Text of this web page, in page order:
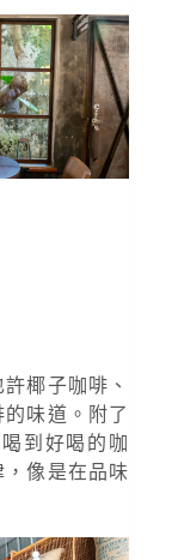
椰子咖啡、
味道。附了
到好喝的咖
像是在品味